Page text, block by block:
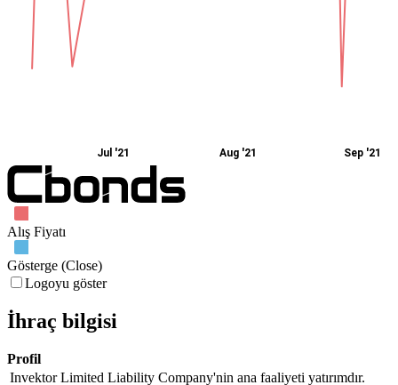
Jul '21 Aug '21 Sep '21
Alış Fiyatı
Gösterge (Close)
Logoyu göster
İhraç bilgisi
Profil
Invektor Limited Liability Company'nin ana faaliyeti yatırımdır.